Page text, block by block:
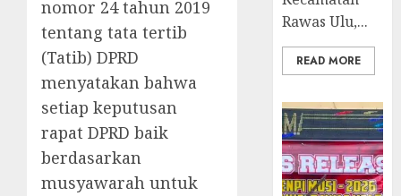
nomor 24 tahun 2019
tentang tata tertib
(Tatib) DPRD
menyatakan bahwa
setiap keputusan
rapat DPRD baik
berdasarkan
musyawarah untuk
Rawas Ulu,...
READ MORE